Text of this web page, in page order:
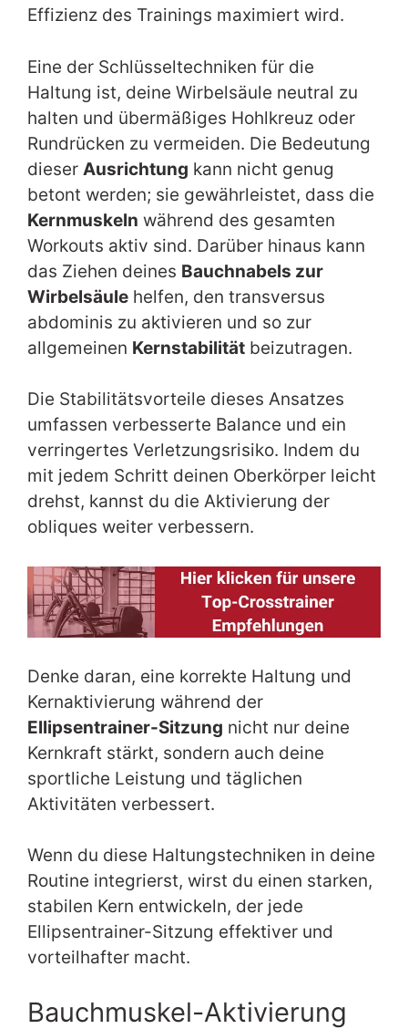
Effizienz des Trainings maximiert wird.
Eine der Schlüsseltechniken für die
Haltung ist, deine Wirbelsäule neutral zu
halten und übermäßiges Hohlkreuz oder
Rundrücken zu vermeiden. Die Bedeutung
dieser Ausrichtung kann nicht genug
betont werden; sie gewährleistet, dass die
Kernmuskeln während des gesamten
Workouts aktiv sind. Darüber hinaus kann
das Ziehen deines Bauchnabels zur
Wirbelsäule helfen, den transversus
abdominis zu aktivieren und so zur
allgemeinen Kernstabilität beizutragen.
Die Stabilitätsvorteile dieses Ansatzes
umfassen verbesserte Balance und ein
verringertes Verletzungsrisiko. Indem du
mit jedem Schritt deinen Oberkörper leicht
drehst, kannst du die Aktivierung der
obliques weiter verbessern.
Denke daran, eine korrekte Haltung und
Kernaktivierung während der
Ellipsentrainer-Sitzung nicht nur deine
Kernkraft stärkt, sondern auch deine
sportliche Leistung und täglichen
Aktivitäten verbessert.
Wenn du diese Haltungstechniken in deine
Routine integrierst, wirst du einen starken,
stabilen Kern entwickeln, der jede
Ellipsentrainer-Sitzung effektiver und
vorteilhafter macht.
Bauchmuskel-Aktivierung